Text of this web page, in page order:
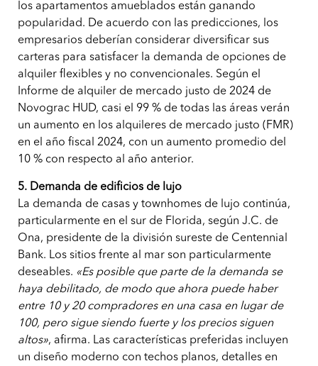
los apartamentos amueblados están ganando
popularidad. De acuerdo con las predicciones, los
empresarios deberían considerar diversificar sus
carteras para satisfacer la demanda de opciones de
alquiler flexibles y no convencionales. Según el
Informe de alquiler de mercado justo de 2024 de
Novograc HUD, casi el 99 % de todas las áreas verán
un aumento en los alquileres de mercado justo (FMR)
en el año fiscal 2024, con un aumento promedio del
10 % con respecto al año anterior.
5. Demanda de edificios de lujo
La demanda de casas y townhomes de lujo continúa,
particularmente en el sur de Florida, según J.C. de
Ona, presidente de la división sureste de Centennial
Bank. Los sitios frente al mar son particularmente
deseables. «Es posible que parte de la demanda se
haya debilitado, de modo que ahora puede haber
entre 10 y 20 compradores en una casa en lugar de
100, pero sigue siendo fuerte y los precios siguen
altos», afirma. Las características preferidas incluyen
un diseño moderno con techos planos, detalles en